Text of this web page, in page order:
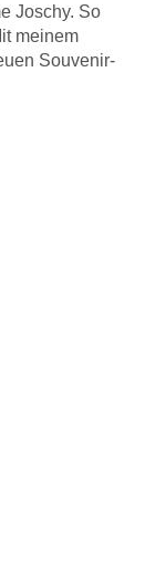
Joschy. So
meinem
Souvenir-